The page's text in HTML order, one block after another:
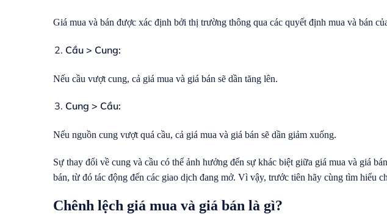
Giá mua và bán được xác định bởi thị trường thông qua các quyết định mua và bán
Cầu > Cung:
Nếu cầu vượt cung, cả giá mua và giá bán sẽ dần tăng lên.
Cung > Cầu:
Nếu nguồn cung vượt quá cầu, cả giá mua và giá bán sẽ dần giảm xuống.
Sự thay đổi về cung và cầu có thể ảnh hưởng đến sự khác biệt giữa giá mua và giá
bán, từ đó tác động đến các giao dịch đang mở. Vì vậy, trước tiên hãy cùng tìm hiểu
Chênh lệch giá mua và giá bán là gì?